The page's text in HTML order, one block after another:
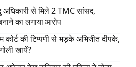
अधिकारी से मिले 2 TMC सांसद,
का लगाया आरोप
कोर्ट की टिप्पणी से भड़के अभिजीत दीपके,
खायें?